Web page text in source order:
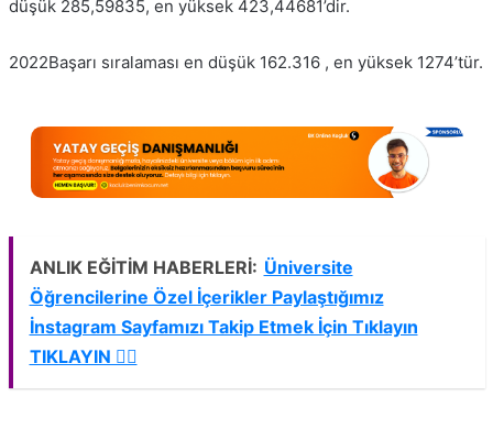
düşük 285,59835, en yüksek 423,44681’dir.
2022Başarı sıralaması en düşük 162.316 , en yüksek 1274’tür.
ANLIK EĞİTİM HABERLERİ: Üniversite
Öğrencilerine Özel İçerikler Paylaştığımız
İnstagram Sayfamızı Takip Etmek İçin Tıklayın
TIKLAYIN 👈🏻